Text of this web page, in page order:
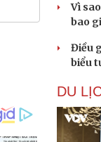
Vì
bao
Điều
biểu
DU